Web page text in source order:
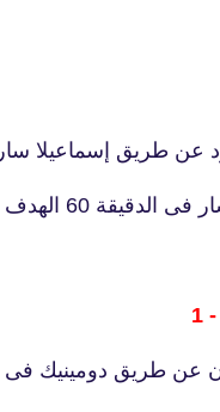
عن طريق إسماعيلا سار
الثالث عن طريق
عن طريق دومينيك فى